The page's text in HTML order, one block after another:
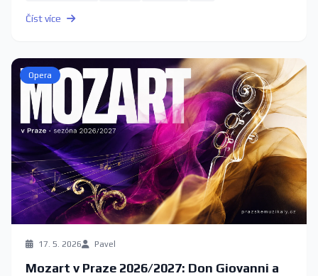
Číst více
Opera
17. 5. 2026 Pavel
Mozart v Praze 2026/2027: Don Giovanni a